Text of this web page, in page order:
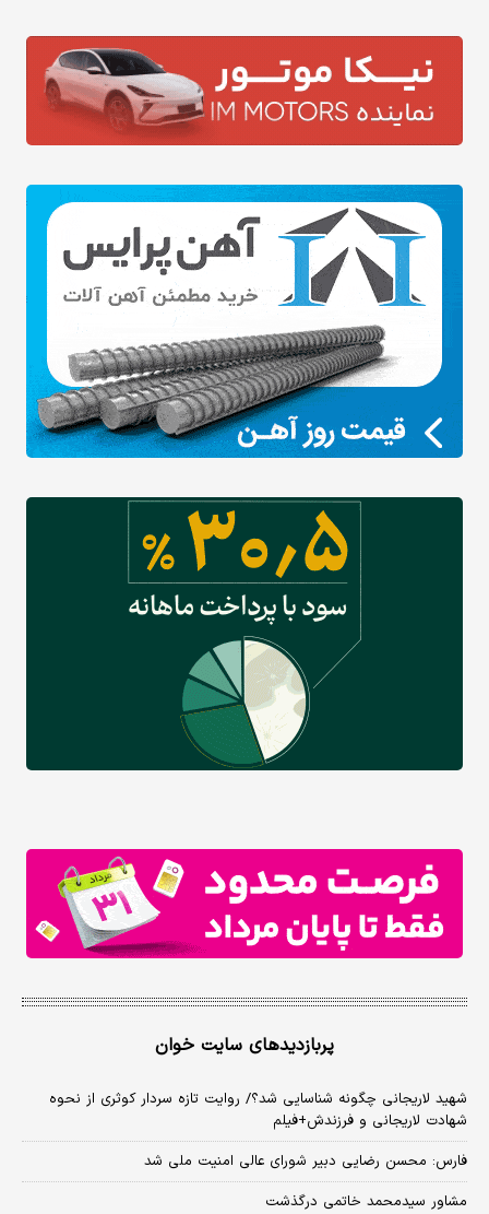
پربازدیدهای سایت خوان
شهید لاریجانی چگونه شناسایی شد؟/ روایت تازه سردار کوثری از نحوه
شهادت لاریجانی و فرزندش+فیلم
فارس: محسن رضایی دبیر شورای عالی امنیت ملی شد
مشاور سیدمحمد خاتمی درگذشت